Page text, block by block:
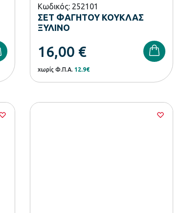
Κωδικός: 252101
ΣΕΤ ΦΑΓΗΤΟΥ ΚΟΥΚΛΑΣ
ΞΥΛΙΝΟ
16,00 €
χωρίς Φ.Π.Α. 12.9€